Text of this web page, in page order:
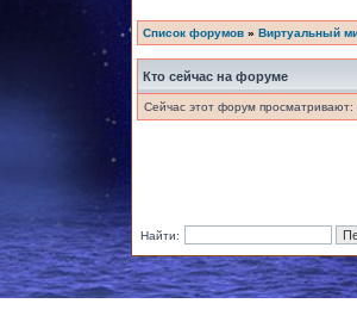
Список форумов » Виртуальный
Кто сейчас на форуме
Сейчас этот форум просматривают:
Найти: